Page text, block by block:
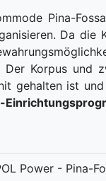
Pina-
Da die
Der Korpus und
gehalten ist
Power - Pina-